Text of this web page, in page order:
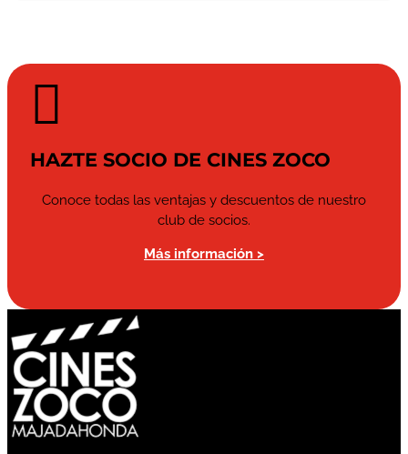

HAZTE SOCIO DE CINES ZOCO
Conoce todas las ventajas y descuentos de nuestro
club de socios.
Más información >